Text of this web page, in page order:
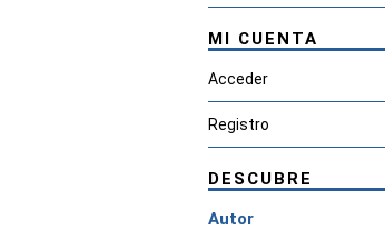
MI CUENTA
Acceder
Registro
DESCUBRE
Autor